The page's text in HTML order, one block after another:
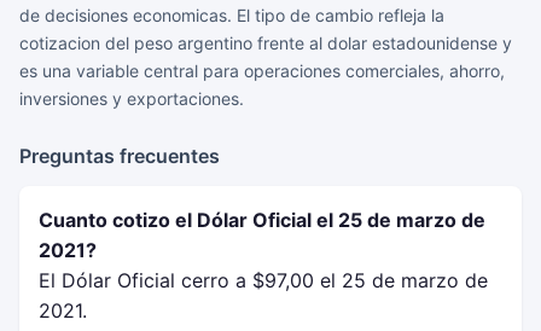
de decisiones economicas. El tipo de cambio refleja la
cotizacion del peso argentino frente al dolar estadounidense y
es una variable central para operaciones comerciales, ahorro,
inversiones y exportaciones.
Preguntas frecuentes
Cuanto cotizo el Dólar Oficial el 25 de marzo de
2021?
El Dólar Oficial cerro a $97,00 el 25 de marzo de
2021.